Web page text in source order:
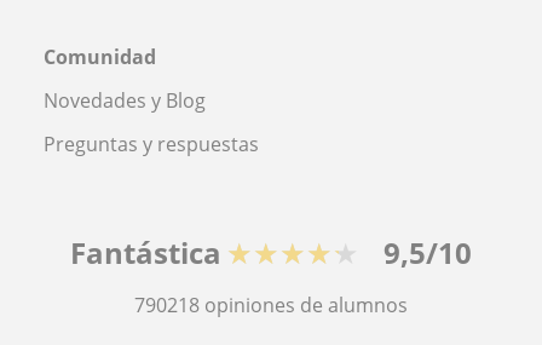
Comunidad
Novedades y Blog
Preguntas y respuestas
Fantástica ★★★★★ 9,5/10
790218 opiniones de alumnos